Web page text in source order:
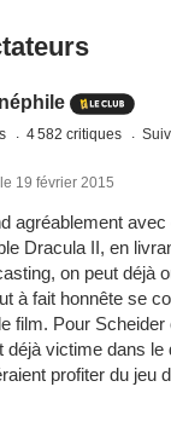
4 582 critiques
19 février 2015
agréablement
Dracula II, en
on peut déjà
à fait honnête se
film. Pour Scheider
déjà victime dans
profiter du jeu